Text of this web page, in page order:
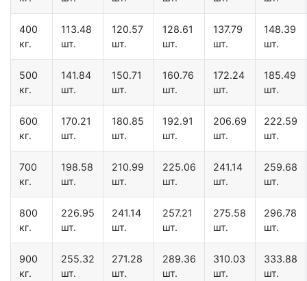
400
кг.
113.48
шт.
120.57
шт.
128.61
шт.
137.79
шт.
148.39
шт.
500
кг.
141.84
шт.
150.71
шт.
160.76
шт.
172.24
шт.
185.49
шт.
600
кг.
170.21
шт.
180.85
шт.
192.91
шт.
206.69
шт.
222.59
шт.
700
кг.
198.58
шт.
210.99
шт.
225.06
шт.
241.14
шт.
259.68
шт.
800
кг.
226.95
шт.
241.14
шт.
257.21
шт.
275.58
шт.
296.78
шт.
900
кг.
255.32
шт.
271.28
шт.
289.36
шт.
310.03
шт.
333.88
шт.